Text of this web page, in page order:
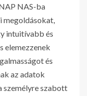
NAS-ba
megoldásokat,
intuitívabb és
elemezzenek
és
az adatok
személyre szabott